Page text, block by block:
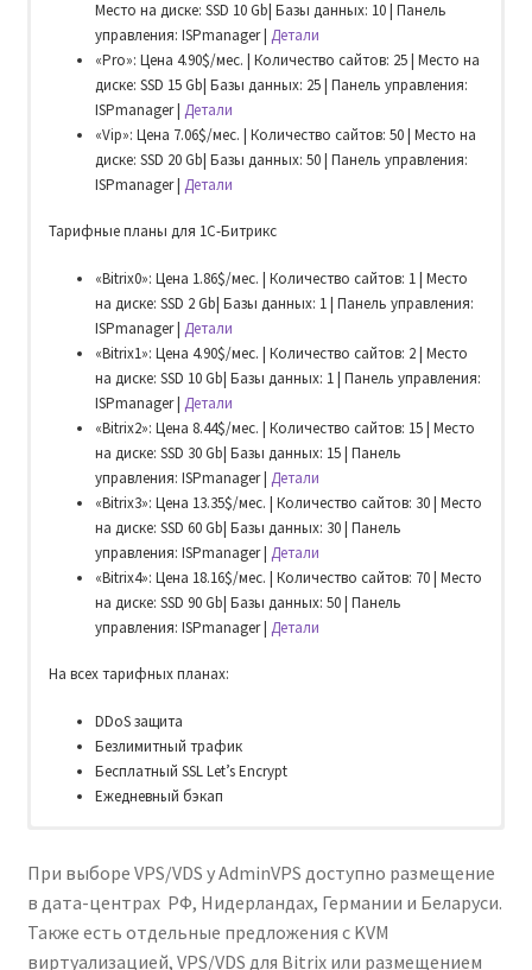
Место на диске: SSD 10 Gb| Базы данных: 10 | Панель
управления: ISPmanager | Детали
«Pro»: Цена 4.90$/мес. | Количество сайтов: 25 | Место на
диске: SSD 15 Gb| Базы данных: 25 | Панель управления:
ISPmanager | Детали
«Vip»: Цена 7.06$/мес. | Количество сайтов: 50 | Место на
диске: SSD 20 Gb| Базы данных: 50 | Панель управления:
ISPmanager | Детали
Тарифные планы для 1С-Битрикс
«Bitrix0»: Цена 1.86$/мес. | Количество сайтов: 1 | Место
на диске: SSD 2 Gb| Базы данных: 1 | Панель управления:
ISPmanager | Детали
«Bitrix1»: Цена 4.90$/мес. | Количество сайтов: 2 | Место
на диске: SSD 10 Gb| Базы данных: 1 | Панель управления:
ISPmanager | Детали
«Bitrix2»: Цена 8.44$/мес. | Количество сайтов: 15 | Место
на диске: SSD 30 Gb| Базы данных: 15 | Панель
управления: ISPmanager | Детали
«Bitrix3»: Цена 13.35$/мес. | Количество сайтов: 30 | Место
на диске: SSD 60 Gb| Базы данных: 30 | Панель
управления: ISPmanager | Детали
«Bitrix4»: Цена 18.16$/мес. | Количество сайтов: 70 | Место
на диске: SSD 90 Gb| Базы данных: 50 | Панель
управления: ISPmanager | Детали
На всех тарифных планах:
DDoS защита
Безлимитный трафик
Бесплатный SSL Let’s Encrypt
Ежедневный бэкап
расположения датацентра. В таблице минимальная
стоимость виртуального сервера для конкретной
локации:
ЛокацияРоссия| Цена от 2.15$/мес. | Процессор: 3.6 GHz
Лицензия на Windows уже включена в стоимость услуги!
Включено 2 терминальные лицензии.
Цена от 8.83$/мес
Датацентр только Россия
России с полным комплексом услуг по системе «Все
включено». С каждым сервером Вы получаете
администрирование и панель управления ISPmanager Lite —
совершенно бесплатно!
При выборе VPS/VDS у AdminVPS доступно размещение
в дата-центрах РФ, Нидерландах, Германии и Беларуси.
Также есть отдельные предложения с KVM
виртуализацией, VPS/VDS для Bitrix или размещением